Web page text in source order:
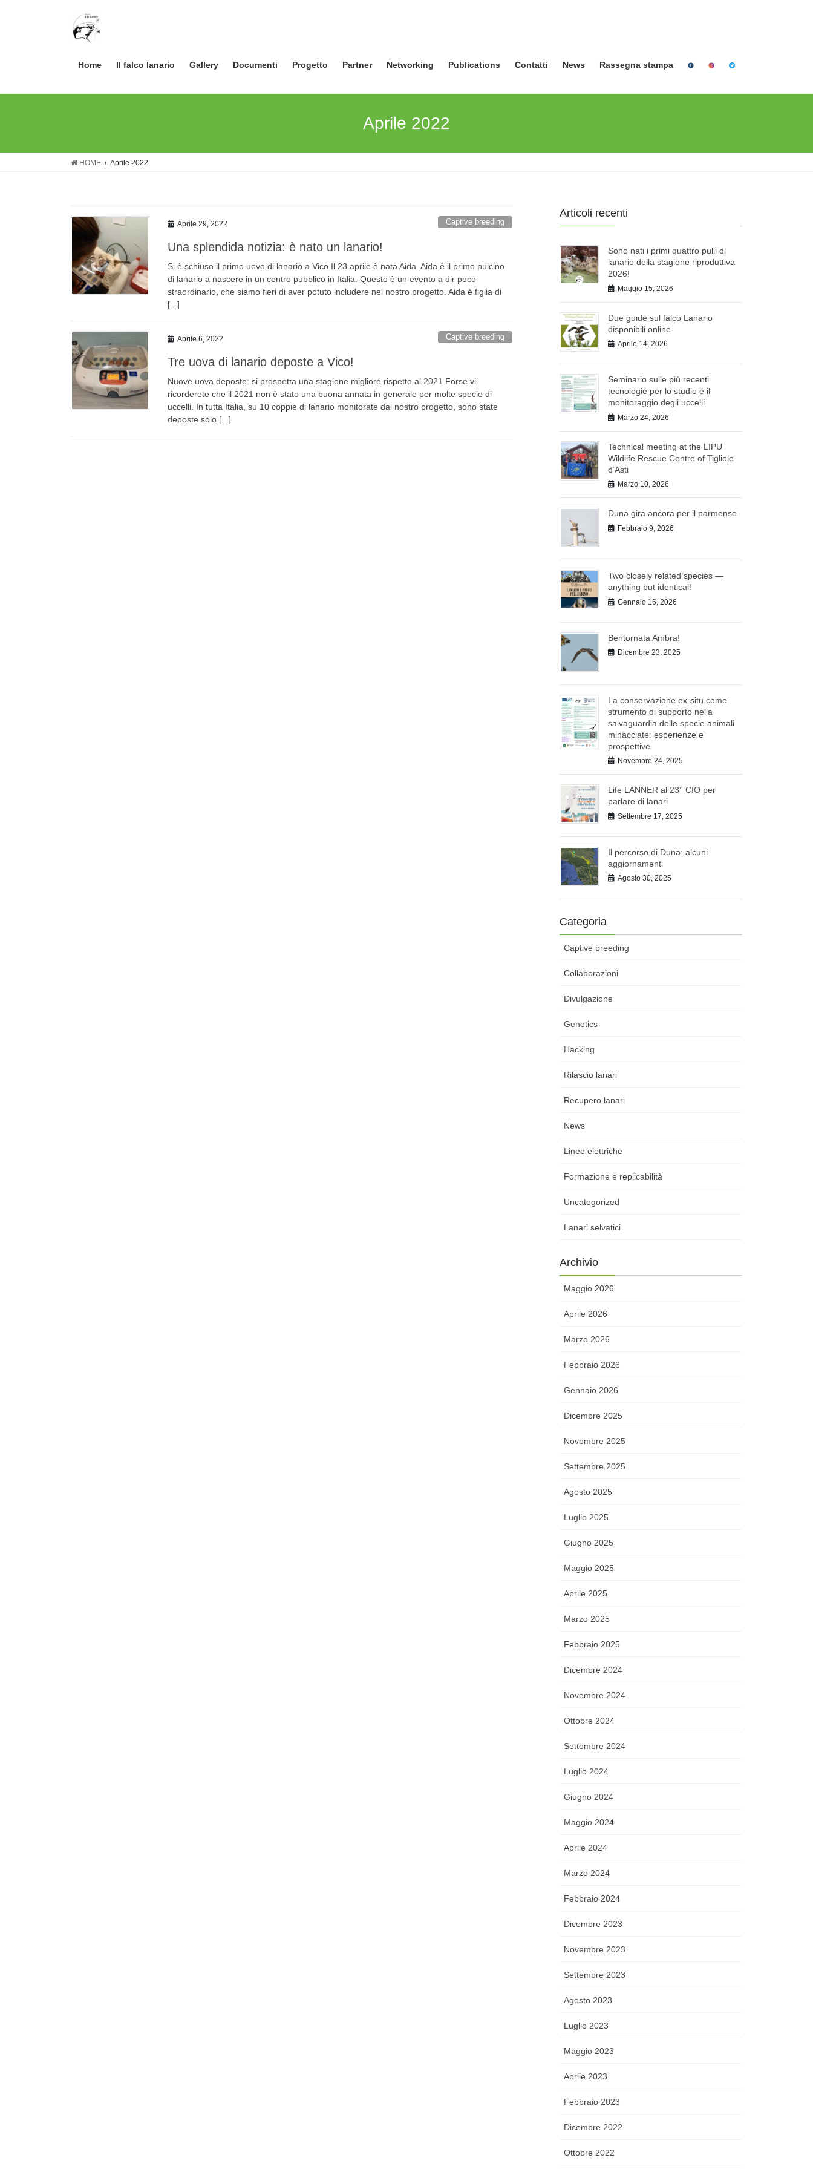
Home Il falco lanario Gallery Documenti Progetto Partner Networking Publications Contatti News Rassegna stampa
Aprile 2022
HOME Aprile 2022
Aprile 29, 2022 Captive breeding
Una splendida notizia: è nato un lanario!
Si è schiuso il primo uovo di lanario a Vico Il 23 aprile è nata Aida. Aida è il primo pulcino
di lanario a nascere in un centro pubblico in Italia. Questo è un evento a dir poco
straordinario, che siamo fieri di aver potuto includere nel nostro progetto. Aida è figlia di
[...]
Aprile 6, 2022 Captive breeding
Tre uova di lanario deposte a Vico!
Nuove uova deposte: si prospetta una stagione migliore rispetto al 2021 Forse vi
ricorderete che il 2021 non è stato una buona annata in generale per molte specie di
uccelli. In tutta Italia, su 10 coppie di lanario monitorate dal nostro progetto, sono state
deposte solo [...]
Articoli recenti
Sono nati i primi quattro pulli di
lanario della stagione riproduttiva
2026!
Maggio 15, 2026
Due guide sul falco Lanario
disponibili online
Aprile 14, 2026
Seminario sulle più recenti
tecnologie per lo studio e il
monitoraggio degli uccelli
Marzo 24, 2026
Technical meeting at the LIPU
Wildlife Rescue Centre of Tigliole
d’Asti
Marzo 10, 2026
Duna gira ancora per il parmense
Febbraio 9, 2026
Two closely related species —
anything but identical!
Gennaio 16, 2026
Bentornata Ambra!
Dicembre 23, 2025
La conservazione ex-situ come
strumento di supporto nella
salvaguardia delle specie animali
minacciate: esperienze e
prospettive
Novembre 24, 2025
Life LANNER al 23° CIO per
parlare di lanari
Settembre 17, 2025
Il percorso di Duna: alcuni
aggiornamenti
Agosto 30, 2025
Categoria
Captive breeding
Collaborazioni
Divulgazione
Genetics
Hacking
Rilascio lanari
Recupero lanari
News
Linee elettriche
Formazione e replicabilità
Uncategorized
Lanari selvatici
Archivio
Maggio 2026
Aprile 2026
Marzo 2026
Febbraio 2026
Gennaio 2026
Dicembre 2025
Novembre 2025
Settembre 2025
Agosto 2025
Luglio 2025
Giugno 2025
Maggio 2025
Aprile 2025
Marzo 2025
Febbraio 2025
Dicembre 2024
Novembre 2024
Ottobre 2024
Settembre 2024
Luglio 2024
Giugno 2024
Maggio 2024
Aprile 2024
Marzo 2024
Febbraio 2024
Dicembre 2023
Novembre 2023
Settembre 2023
Agosto 2023
Luglio 2023
Maggio 2023
Aprile 2023
Febbraio 2023
Dicembre 2022
Ottobre 2022